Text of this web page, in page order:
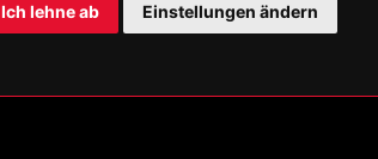
Ich lehne ab Einstellungen ändern